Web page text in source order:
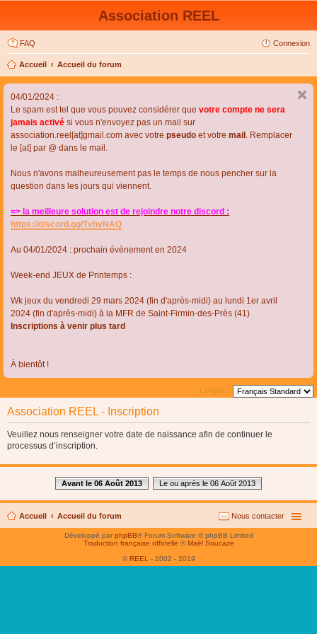
Association REEL
FAQ Connexion
Accueil Accueil du forum
04/01/2024 :
Le spam est tel que vous pouvez considérer que votre compte ne sera
jamais activé si vous n'envoyez pas un mail sur
association.reel[at]gmail.com avec votre pseudo et votre mail . Remplacer
le [at] par @ dans le mail.
Nous n'avons malheureusement pas le temps de nous pencher sur la
question dans les jours qui viennent.
=> la meilleure solution est de rejoindre notre discord :
https://discord.gg/TvhyNAQ
Au 04/01/2024 : prochain évènement en 2024
Week-end JEUX de Printemps :
Wk jeux du vendredi 29 mars 2024 (fin d'après-midi) au lundi 1er avril
2024 (fin d'après-midi) à la MFR de Saint-Firmin-des-Près (41)
Inscriptions à venir plus tard
À bientôt !
Langue :
Association REEL - Inscription
Veuillez nous renseigner votre date de naissance afin de continuer le
processus d’inscription.
Avant le 06 Août 2013 Le ou après le 06 Août 2013
Accueil Accueil du forum Nous contacter
Développé parphpBB® Forum Software © phpBB Limited
Traduction française officielle © Maël Soucaze
© REEL - 2002 - 2019